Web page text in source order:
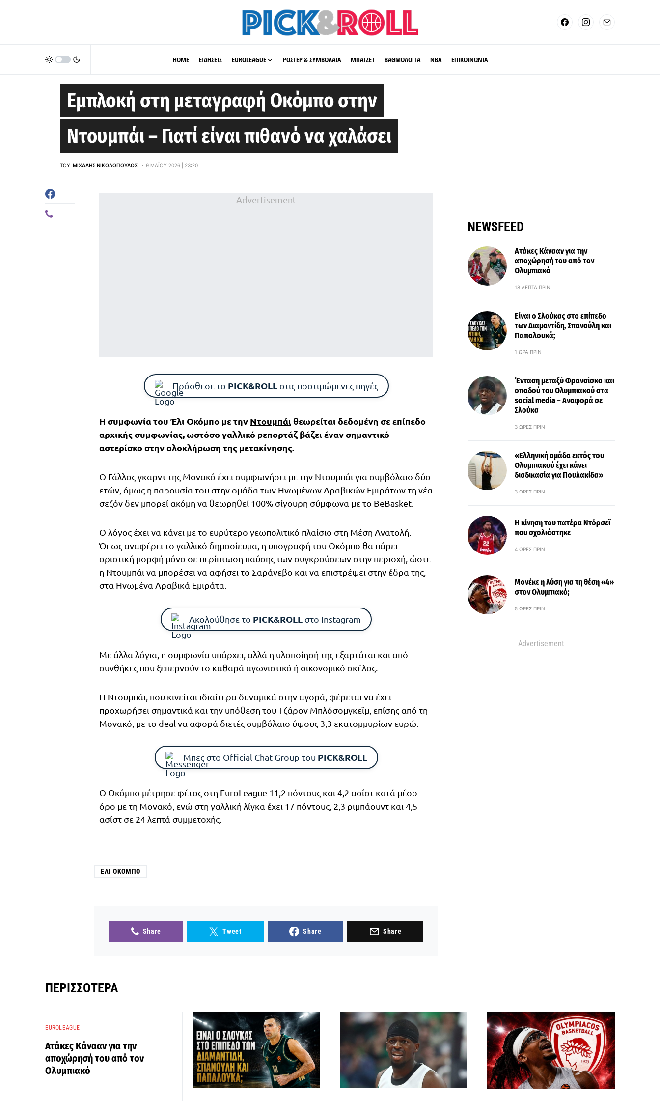
HOME ΕΙΔΗΣΕΙΣ EUROLEAGUE ΡΟΣΤΕΡ & ΣΥΜΒΟΛΑΙΑ ΜΠΑΤΖΕΤ ΒΑΘΜΟΛΟΓΙΑ ΝΒΑ ΕΠΙΚΟΙΝΩΝΙΑ
Εμπλοκή στη μεταγραφή Οκόμπο στην
Ντουμπάι – Γιατί είναι πιθανό να χαλάσει
ΤΟΥ ΜΙΧΆΛΗΣ ΝΙΚΟΛΌΠΟΥΛΟΣ 9 ΜΑΪ́ΟΥ 2026 | 23:20
Advertisement
Πρόσθεσε το PICK&ROLLστις προτιμώμενες πηγές
Η συμφωνία του Έλι Οκόμπο με την Ντουμπάιθεωρείται δεδομένη σε επίπεδο
αρχικής συμφωνίας, ωστόσο γαλλικό ρεπορτάζ βάζει έναν σημαντικό
αστερίσκο στην ολοκλήρωση της μετακίνησης.
Ο Γάλλος γκαρντ της Μονακό έχει συμφωνήσει με την Ντουμπάι για συμβόλαιο δύο
ετών, όμως η παρουσία του στην ομάδα των Ηνωμένων Αραβικών Εμιράτων τη νέα
σεζόν δεν μπορεί ακόμη να θεωρηθεί 100% σίγουρη σύμφωνα με το BeBasket.
Ο λόγος έχει να κάνει με το ευρύτερο γεωπολιτικό πλαίσιο στη Μέση Ανατολή.
Όπως αναφέρει το γαλλικό δημοσίευμα, η υπογραφή του Οκόμπο θα πάρει
οριστική μορφή μόνο σε περίπτωση παύσης των συγκρούσεων στην περιοχή, ώστε
η Ντουμπάι να μπορέσει να αφήσει το Σαράγεβο και να επιστρέψει στην έδρα της,
στα Ηνωμένα Αραβικά Εμιράτα.
Ακολούθησε το PICK&ROLL στο Instagram
Με άλλα λόγια, η συμφωνία υπάρχει, αλλά η υλοποίησή της εξαρτάται και από
συνθήκες που ξεπερνούν το καθαρά αγωνιστικό ή οικονομικό σκέλος.
Η Ντουμπάι, που κινείται ιδιαίτερα δυναμικά στην αγορά, φέρεται να έχει
προχωρήσει σημαντικά και την υπόθεση του Τζάρον Μπλόσομγκεϊμ, επίσης από τη
Μονακό, με το deal να αφορά διετές συμβόλαιο ύψους 3,3 εκατομμυρίων ευρώ.
Μπες στο Official Chat Group του PICK&ROLL
Ο Οκόμπο μέτρησε φέτος στη EuroLeague 11,2 πόντους και 4,2 ασίστ κατά μέσο
όρο με τη Μονακό, ενώ στη γαλλική λίγκα έχει 17 πόντους, 2,3 ριμπάουντ και 4,5
ασίστ σε 24 λεπτά συμμετοχής.
ΈΛΙ ΟΚΌΜΠΟ
Share Tweet Share Share
NEWSFEED
Ατάκες Κάνααν για την
αποχώρησή του από τον
Ολυμπιακό
18 ΛΕΠΤΆ ΠΡΙΝ
Είναι ο Σλούκας στο επίπεδο
των Διαμαντίδη, Σπανούλη και
Παπαλουκά;
1 ΏΡΑ ΠΡΙΝ
Ένταση μεταξύ Φρανσίσκο και
οπαδού του Ολυμπιακού στα
social media – Αναφορά σε
Σλούκα
3 ΏΡΕΣ ΠΡΙΝ
«Ελληνική ομάδα εκτός του
Ολυμπιακού έχει κάνει
διαδικασία για Πουλακίδα»
3 ΏΡΕΣ ΠΡΙΝ
Η κίνηση του πατέρα Ντόρσεϊ
που σχολιάστηκε
4 ΏΡΕΣ ΠΡΙΝ
Μονέκε η λύση για τη θέση «4»
στον Ολυμπιακό;
5 ΏΡΕΣ ΠΡΙΝ
Advertisement
ΠΕΡΙΣΣΌΤΕΡΑ
EUROLEAGUE
Ατάκες Κάνααν για την
αποχώρησή του από τον
Ολυμπιακό